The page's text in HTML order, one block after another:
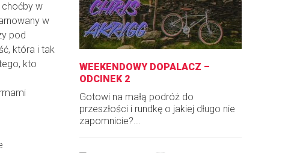
choćby w
w
pod
która i tak
kto
WEEKENDOWY DOPALACZ –
ODCINEK 2
Gotowi na małą podróż do
przeszłości i rundkę o jakiej długo nie
zapomnicie?...